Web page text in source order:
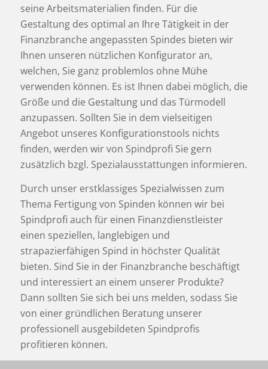
seine Arbeitsmaterialien finden. Für die
Gestaltung des optimal an Ihre Tätigkeit in der
Finanzbranche angepassten Spindes bieten wir
Ihnen unseren nützlichen Konfigurator an,
welchen, Sie ganz problemlos ohne Mühe
verwenden können. Es ist Ihnen dabei möglich, die
Größe und die Gestaltung und das Türmodell
anzupassen. Sollten Sie in dem vielseitigen
Angebot unseres Konfigurationstools nichts
finden, werden wir von Spindprofi Sie gern
zusätzlich bzgl. Spezialausstattungen informieren.
Durch unser erstklassiges Spezialwissen zum
Thema Fertigung von Spinden können wir bei
Spindprofi auch für einen Finanzdienstleister
einen speziellen, langlebigen und
strapazierfähigen Spind in höchster Qualität
bieten. Sind Sie in der Finanzbranche beschäftigt
und interessiert an einem unserer Produkte?
Dann sollten Sie sich bei uns melden, sodass Sie
von einer gründlichen Beratung unserer
professionell ausgebildeten Spindprofis
profitieren können.